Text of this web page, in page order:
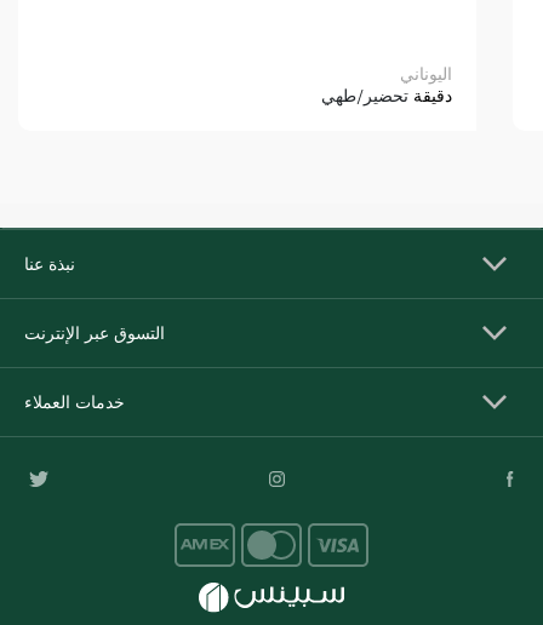
اليوناني
دقيقة تحضير/طهي
نبذة عنا
التسوق عبر الإنترنت
خدمات العملاء